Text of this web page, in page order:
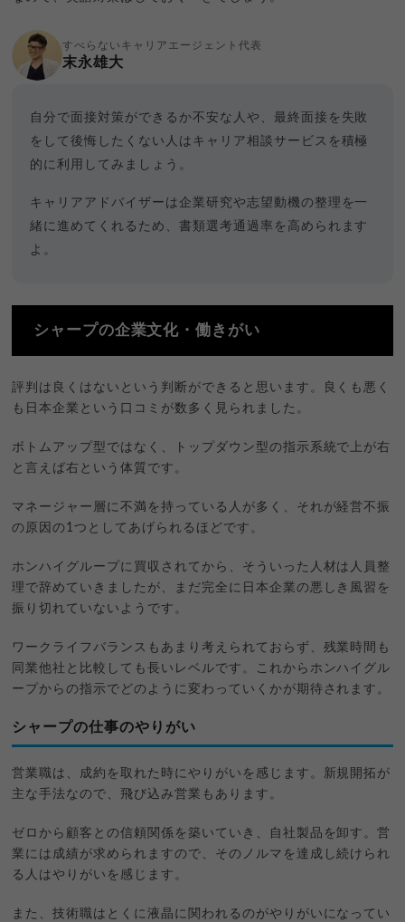
すべらないキャリアエージェント代表
末永雄大
自分で面接対策ができるか不安な人や、最終面接を失敗
をして後悔したくない人はキャリア相談サービスを積極
的に利用してみましょう。
キャリアアドバイザーは企業研究や志望動機の整理を一
緒に進めてくれるため、書類選考通過率を高められます
よ。
シャープの企業文化・働きがい
評判は良くはないという判断ができると思います。良くも悪く
も日本企業という口コミが数多く見られました。
ボトムアップ型ではなく、トップダウン型の指示系統で上が右
と言えば右という体質です。
マネージャー層に不満を持っている人が多く、それが経営不振
の原因の1つとしてあげられるほどです。
ホンハイグループに買収されてから、そういった人材は人員整
理で辞めていきましたが、まだ完全に日本企業の悪しき風習を
振り切れていないようです。
ワークライフバランスもあまり考えられておらず、残業時間も
同業他社と比較しても長いレベルです。これからホンハイグル
ープからの指示でどのように変わっていくかが期待されます。
シャープの仕事のやりがい
営業職は、成約を取れた時にやりがいを感じます。新規開拓が
主な手法なので、飛び込み営業もあります。
ゼロから顧客との信頼関係を築いていき、自社製品を卸す。営
業には成績が求められますので、そのノルマを達成し続けられ
る人はやりがいを感じます。
また、技術職はとくに液晶に関われるのがやりがいになってい